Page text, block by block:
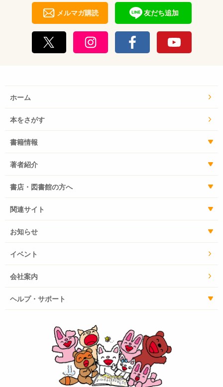
メルマガ購読 友だち追加
ホーム
本をさがす
書籍情報
著者紹介
書店・図書館の方へ
関連サイト
お知らせ
イベント
会社案内
ヘルプ・サポート